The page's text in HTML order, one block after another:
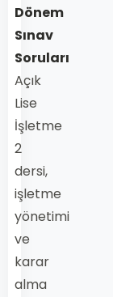
Dönem
Sınav
Soruları
Açık
Lise
İşletme
2
dersi,
işletme
yönetimi
ve
karar
alma